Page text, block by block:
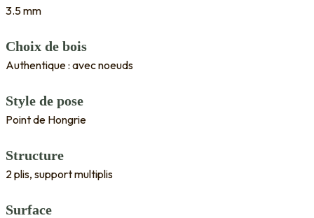
3.5 mm
Choix de bois
Authentique : avec noeuds
Style de pose
Point de Hongrie
Structure
2 plis, support multiplis
Surface